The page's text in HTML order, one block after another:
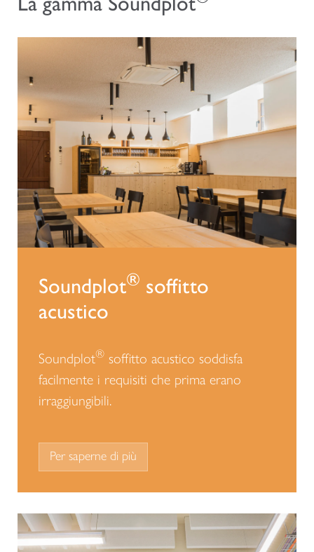
Soundplot® soffitto
acustico
Soundplot® soffitto acustico soddisfa
facilmente i requisiti che prima erano
irraggiungibili.
Per saperne di più